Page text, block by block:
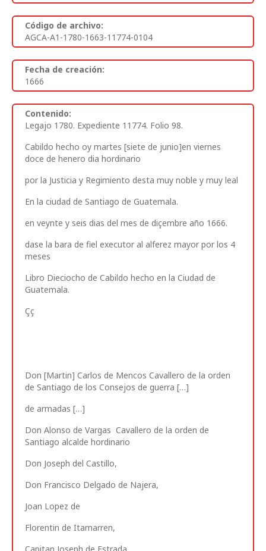
Código de archivo:
AGCA-A1-1780-1663-11774-0104
Fecha de creación:
1666
Contenido:
Legajo 1780. Expediente 11774. Folio 98.
Cabildo hecho oy martes [siete de junio]en viernes
doce de henero dia hordinario
por la Justicia y Regimiento desta muy noble y muy leal
En la ciudad de Santiago de Guatemala.
en veynte y seis dias del mes de diçembre año 1666.
dase la bara de fiel executor al alferez mayor por los 4
meses
Libro Dieciocho de Cabildo hecho en la Ciudad de
Guatemala.
Çç
Don [Martin] Carlos de Mencos Cavallero de la orden
de Santiago de los Consejos de guerra […]
de armadas […]
Don Alonso de Vargas Cavallero de la orden de
Santiago alcalde hordinario
Don Joseph del Castillo,
Don Francisco Delgado de Najera,
Joan Lopez de
Florentin de Itamarren,